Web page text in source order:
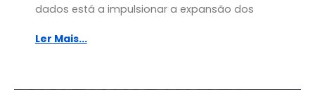
dados está a impulsionar a expansão dos
Ler Mais...